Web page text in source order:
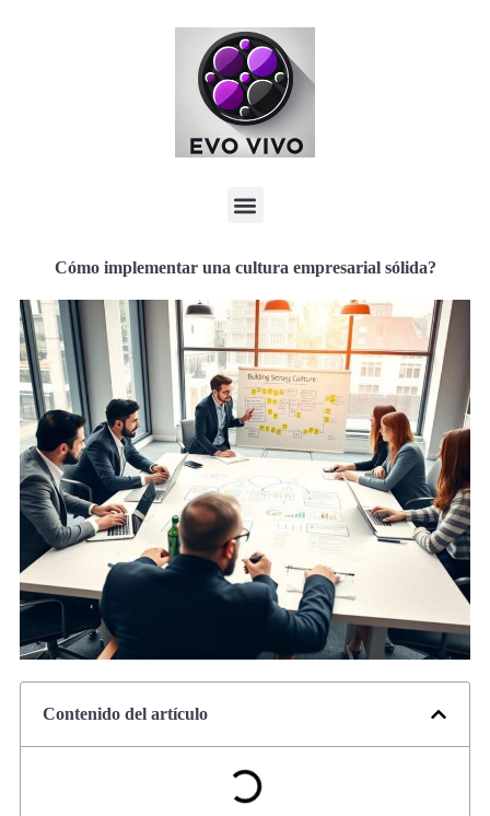
Cómo implementar una cultura empresarial sólida?
Contenido del artículo